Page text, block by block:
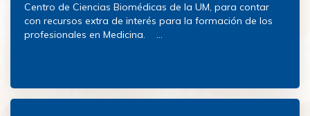
Centro de Ciencias Biomédicas de la UM, para contar
con recursos extra de interés para la formación de los
profesionales en Medicina. ...